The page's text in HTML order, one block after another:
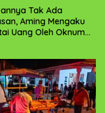
Tak Ada
Aming Mengaku
Uang Oleh Oknum